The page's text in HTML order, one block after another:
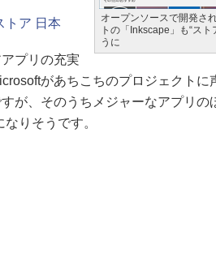
オープンソースで開発さ
トの「Inkscape」も“スト
うに
トア 日本
プリの充実
があちこちのプロジェクトに
が、そのうちメジャーなアプリの
りそうです。